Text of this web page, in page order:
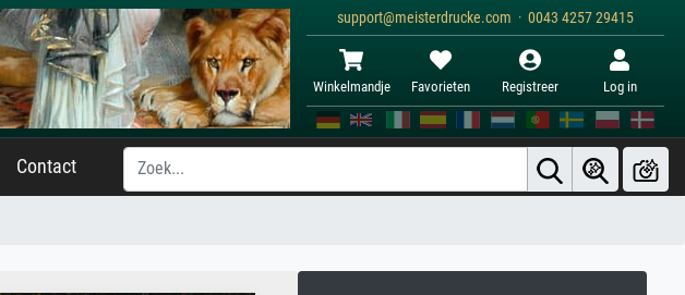
support@meisterdrucke.com · 0043 4257 29415
Winkelmandje Favorieten Registreer Log in
Contact